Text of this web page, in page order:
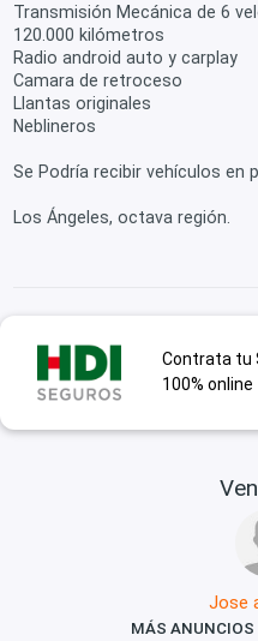
Transmisión Mecánica de 6
120.000 kilómetros
Radio android auto y carplay
Camara de retroceso
Llantas originales
Neblineros
Se Podría recibir vehículos en
Los Ángeles, octava región.
Contrata tu
100% online
Jose
MÁS ANUNCIOS